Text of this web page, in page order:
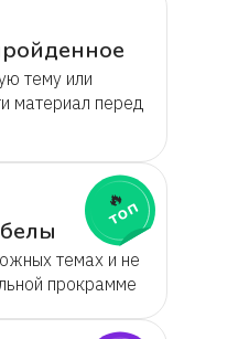
тему или
материал перед
темах и не
прокрамме
🔥
топ